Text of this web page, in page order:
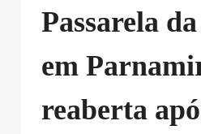
Passarela
em
reaberta